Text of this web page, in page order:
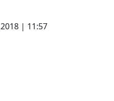
| 11:57